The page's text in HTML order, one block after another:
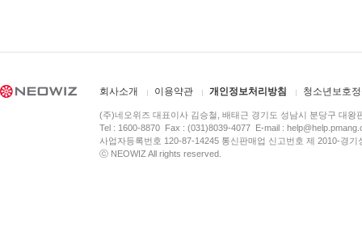
회사소개 이용약관 개인정보처리방침 청소년보호
(주)네오위즈 대표이사 김승철, 배태근 경기도 성남시 분당구 대왕
Tel : 1600-8870 Fax : (031)8039-4077 E-mail :
사업자등록번호 120-87-14245 통신판매업 신고번호 제 2010-경
ⓒ NEOWIZ All rights reserved.